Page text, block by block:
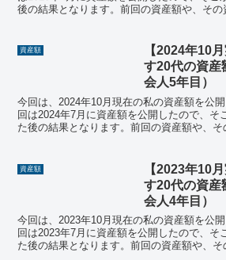
後の結果となります。前回の資産額や、その
資産額
【2024年10
す20代の資産
会人5年目）
今回は、2024年10月現在の私の資産額を公
回は2024年7月に資産額を公開したので、そ
た後の結果となります。前回の資産額や、そ
資産額
【2023年10
す20代の資産
会人4年目）
今回は、2023年10月現在の私の資産額を公
回は2023年7月に資産額を公開したので、そ
た後の結果となります。前回の資産額や、